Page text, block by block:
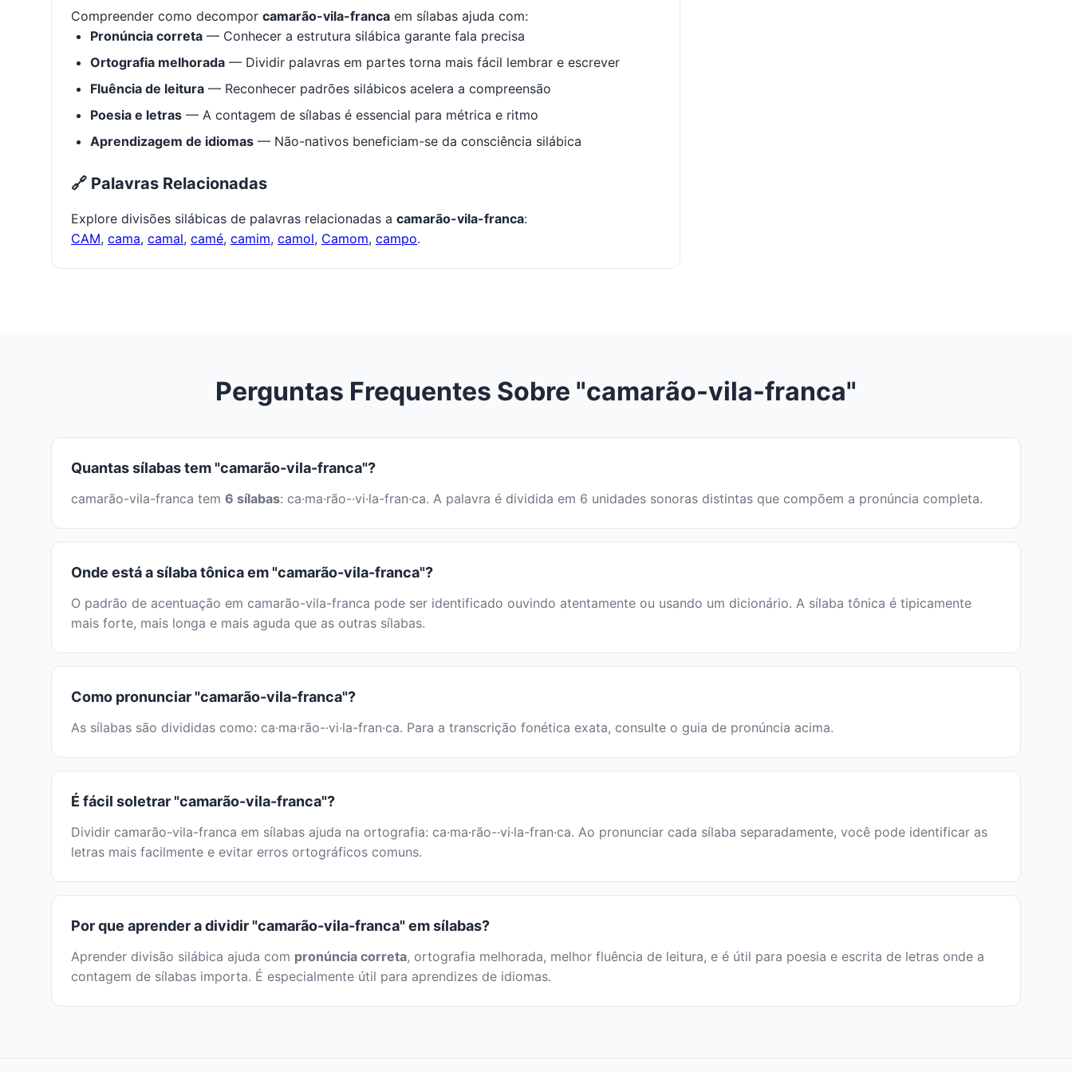
Compreender como decompor camarão-vila-franca em sílabas ajuda com:
Pronúncia correta — Conhecer a estrutura silábica garante fala precisa
Ortografia melhorada — Dividir palavras em partes torna mais fácil lembrar e escrever
Fluência de leitura — Reconhecer padrões silábicos acelera a compreensão
Poesia e letras — A contagem de sílabas é essencial para métrica e ritmo
Aprendizagem de idiomas — Não-nativos beneficiam-se da consciência silábica
🔗 Palavras Relacionadas
Explore divisões silábicas de palavras relacionadas a camarão-vila-franca:
CAM, cama, camal, camé, camim, camol, Camom, campo.
Perguntas Frequentes Sobre "camarão-vila-franca"
Quantas sílabas tem "camarão-vila-franca"?
camarão-vila-franca tem 6 sílabas: ca·ma·rão-·vi·la-fran·ca. A palavra é dividida em 6 unidades sonoras distintas que compõem a pronúncia completa.
Onde está a sílaba tônica em "camarão-vila-franca"?
O padrão de acentuação em camarão-vila-franca pode ser identificado ouvindo atentamente ou usando um dicionário. A sílaba tônica é tipicamente
mais forte, mais longa e mais aguda que as outras sílabas.
Como pronunciar "camarão-vila-franca"?
As sílabas são divididas como: ca·ma·rão-·vi·la-fran·ca. Para a transcrição fonética exata, consulte o guia de pronúncia acima.
É fácil soletrar "camarão-vila-franca"?
Dividir camarão-vila-franca em sílabas ajuda na ortografia: ca·ma·rão-·vi·la-fran·ca. Ao pronunciar cada sílaba separadamente, você pode identificar as
letras mais facilmente e evitar erros ortográficos comuns.
Por que aprender a dividir "camarão-vila-franca" em sílabas?
Aprender divisão silábica ajuda com pronúncia correta, ortografia melhorada, melhor fluência de leitura, e é útil para poesia e escrita de letras onde a
contagem de sílabas importa. É especialmente útil para aprendizes de idiomas.